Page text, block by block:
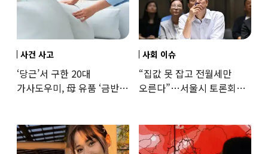
사건 사고
‘당근’서 구한 20대
가사도우미, 母 유품 ‘금반지
사회 이슈
“집값 못 잡고 전월세만
오른다”…서울시 토론회서